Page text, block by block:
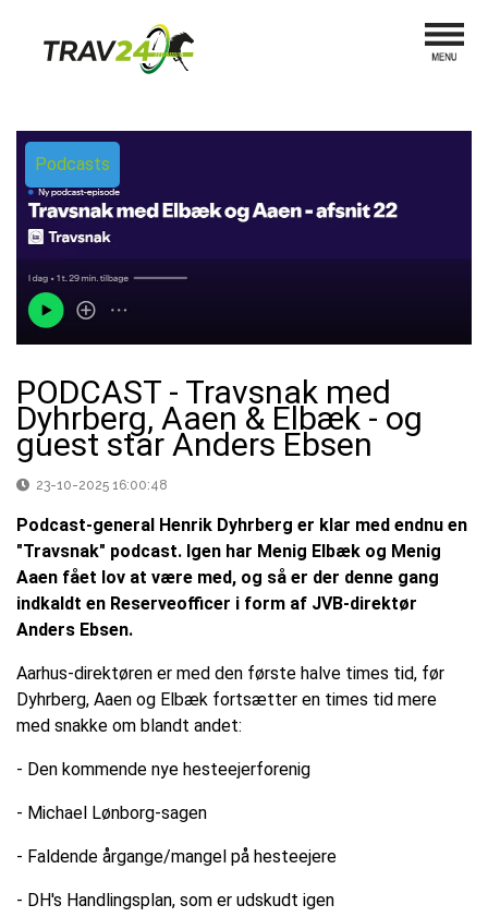
Podcasts
PODCAST - Travsnak med
Dyhrberg, Aaen & Elbæk - og
guest star Anders Ebsen
23-10-2025 16:00:48
Podcast-general Henrik Dyhrberg er klar med endnu en
"Travsnak" podcast. Igen har Menig Elbæk og Menig
Aaen fået lov at være med, og så er der denne gang
indkaldt en Reserveofficer i form af JVB-direktør
Anders Ebsen.
Aarhus-direktøren er med den første halve times tid, før
Dyhrberg, Aaen og Elbæk fortsætter en times tid mere
med snakke om blandt andet:
- Den kommende nye hesteejerforenig
- Michael Lønborg-sagen
- Faldende årgange/mangel på hesteejere
- DH's Handlingsplan, som er udskudt igen